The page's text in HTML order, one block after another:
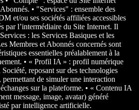
• "Services" : ensemble des
et/ou ses sociétés affiliées accessibles
par l’intermédiaire du Site Internet. Il
: les Services Basiques et les
Membres et Abonnés concernés sont
essentielles préalablement à la
• « Profil IA » : profil numérique
reposant sur des technologies
de simuler une interaction
sur la plateforme. • « Contenu IA
message, image, avatar) généré
par intelligence artificielle.